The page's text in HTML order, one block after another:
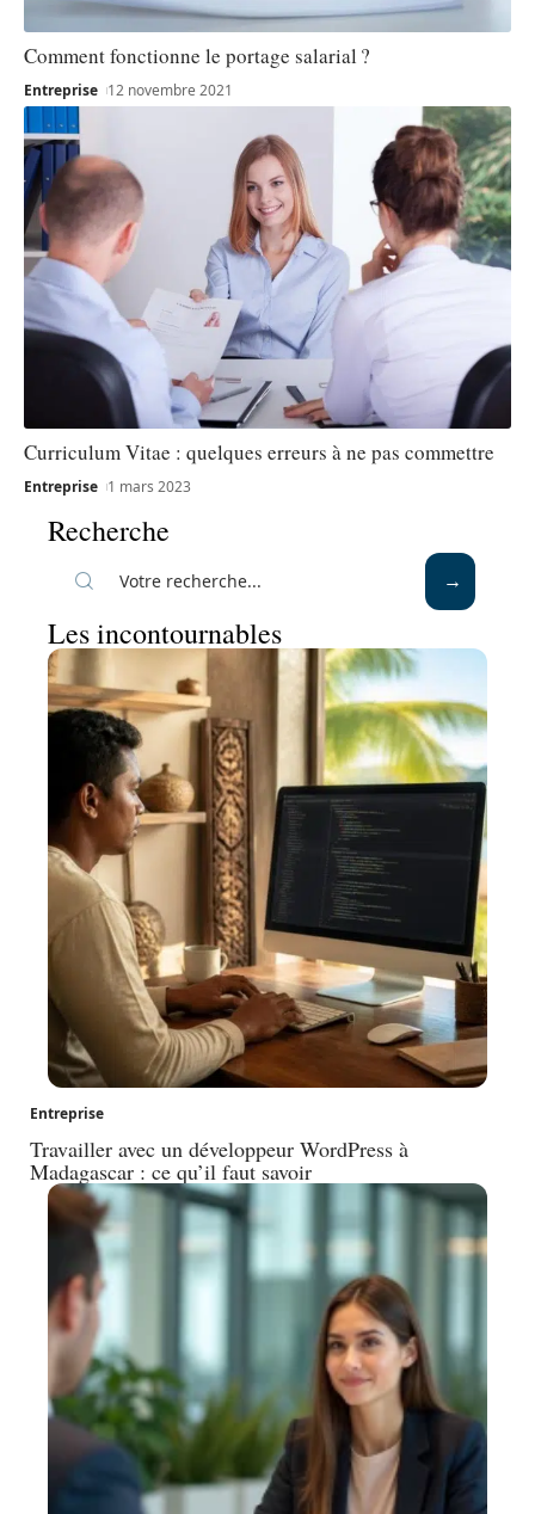
Comment fonctionne le portage salarial ?
Entreprise 12 novembre 2021
Curriculum Vitae : quelques erreurs à ne pas commettre
Entreprise 1 mars 2023
Recherche
Les incontournables
Entreprise
Travailler avec un développeur WordPress à
Madagascar : ce qu’il faut savoir